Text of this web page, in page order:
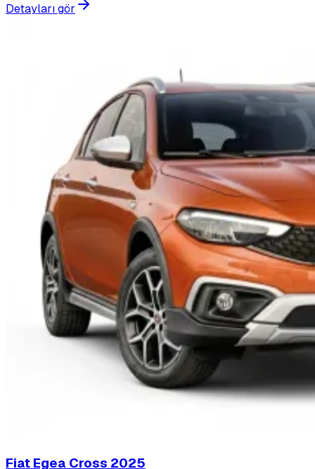
Detayları gör
Fiat Egea Cross 2025